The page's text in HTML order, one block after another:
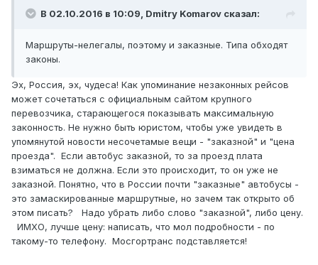
В 02.10.2016 в 10:09, Dmitry Komarov сказал:
Маршруты-нелегалы, поэтому и заказные. Типа обходят
законы.
Эх, Россия, эх, чудеса! Как упоминание незаконных рейсов
может сочетаться с официальным сайтом крупного
перевозчика, старающегося показывать максимальную
законность. Не нужно быть юристом, чтобы уже увидеть в
упомянутой новости несочетамые вещи - "заказной" и "цена
проезда". Если автобус заказной, то за проезд плата
взиматься не должна. Если это происходит, то он уже не
заказной. Понятно, что в России почти "заказные" автобусы -
это замаскированные маршрутные, но зачем так открыто об
этом писать? Надо убрать либо слово "заказной", либо цену.
ИМХО, лучше цену: написать, что мол подробности - по
такому-то телефону. Мосгортранс подставляется!